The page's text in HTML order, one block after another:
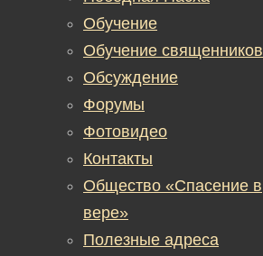
Обучение
Обучение священников
Обсуждение
Форумы
Фотовидео
Контакты
Общество «Спасение в
вере»
Полезные адреса